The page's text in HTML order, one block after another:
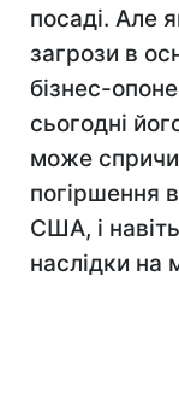
посаді. Але
загрози в
бізнес-
сьогодні
може
погіршення
США, і
наслідки на